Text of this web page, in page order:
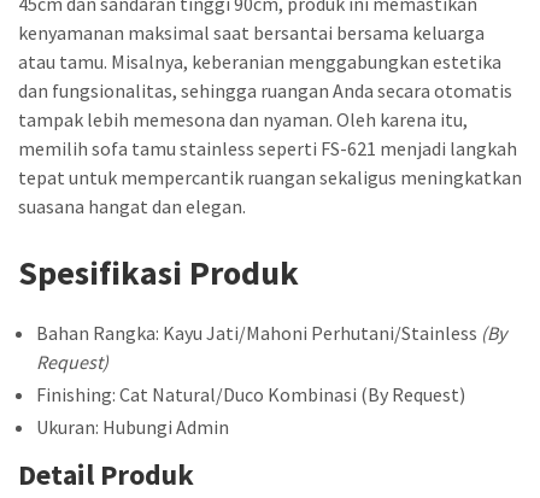
kenyamanan maksimal saat bersantai bersama keluarga
atau tamu. Misalnya, keberanian menggabungkan estetika
dan fungsionalitas, sehingga ruangan Anda secara otomatis
tampak lebih memesona dan nyaman. Oleh karena itu,
memilih sofa tamu stainless seperti FS-621 menjadi langkah
tepat untuk mempercantik ruangan sekaligus meningkatkan
suasana hangat dan elegan.
Spesifikasi Produk
Bahan Rangka: Kayu Jati/Mahoni Perhutani/Stainless (By
Request)
Finishing: Cat Natural/Duco Kombinasi (By Request)
Ukuran: Hubungi Admin
Detail Produk